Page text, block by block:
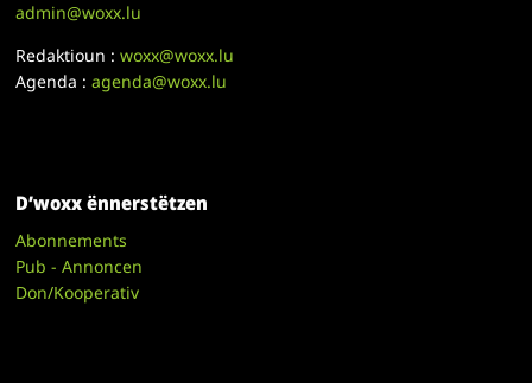
admin@woxx.lu
Redaktioun :woxx@woxx.lu
Agenda :agenda@woxx.lu
D’woxx ënnerstëtzen
Abonnements
Pub - Annoncen
Don/Kooperativ